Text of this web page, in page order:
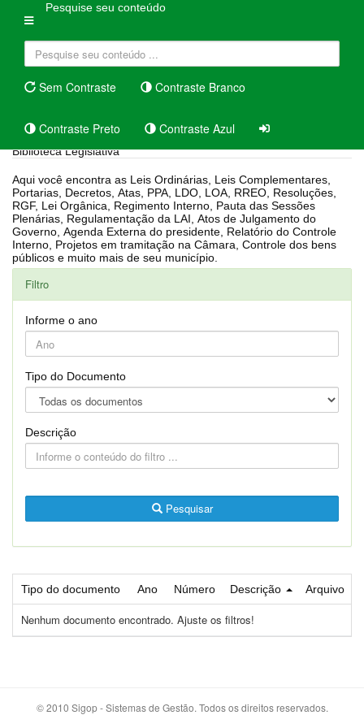
Pesquise seu conteúdo
Sem Contraste Contraste Branco
Contraste Preto Contraste Azul
Biblioteca Legislativa
Aqui você encontra as Leis Ordinárias, Leis Complementares,
Portarias, Decretos, Atas, PPA, LDO, LOA, RREO, Resoluções,
RGF, Lei Orgânica, Regimento Interno, Pauta das Sessões
Plenárias, Regulamentação da LAI, Atos de Julgamento do
Governo, Agenda Externa do presidente, Relatório do Controle
Interno, Projetos em tramitação na Câmara, Controle dos bens
públicos e muito mais de seu município.
Filtro
Informe o ano
Tipo do Documento
Descrição
Pesquisar
Tipo do documento Ano Número Descrição Arquivo
Nenhum documento encontrado. Ajuste os filtros!
© 2010 Sigop - Sistemas de Gestão. Todos os direitos reservados.